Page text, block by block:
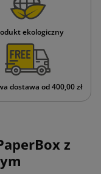
ekologiczny
dostawa od 400,00 zł
z